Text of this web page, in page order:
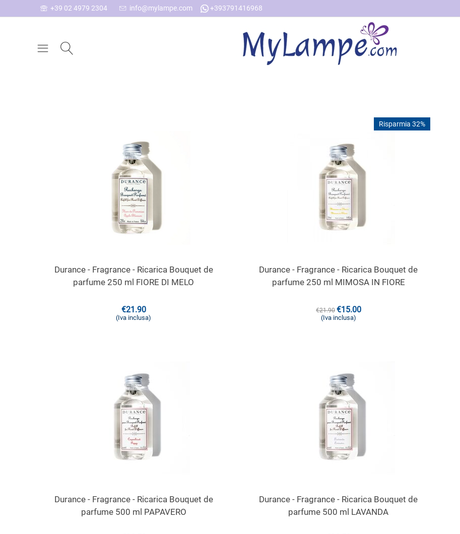
+39 02 4979 2304 info@mylampe.com +393791416968
Durance - Fragrance - Ricarica Bouquet de
parfume 250 ml FIORE DI MELO
€21.90
(Iva inclusa)
Risparmia 32%
Durance - Fragrance - Ricarica Bouquet de
parfume 250 ml MIMOSA IN FIORE
€21.90 €15.00
(Iva inclusa)
Durance - Fragrance - Ricarica Bouquet de
parfume 500 ml PAPAVERO
Durance - Fragrance - Ricarica Bouquet de
parfume 500 ml LAVANDA